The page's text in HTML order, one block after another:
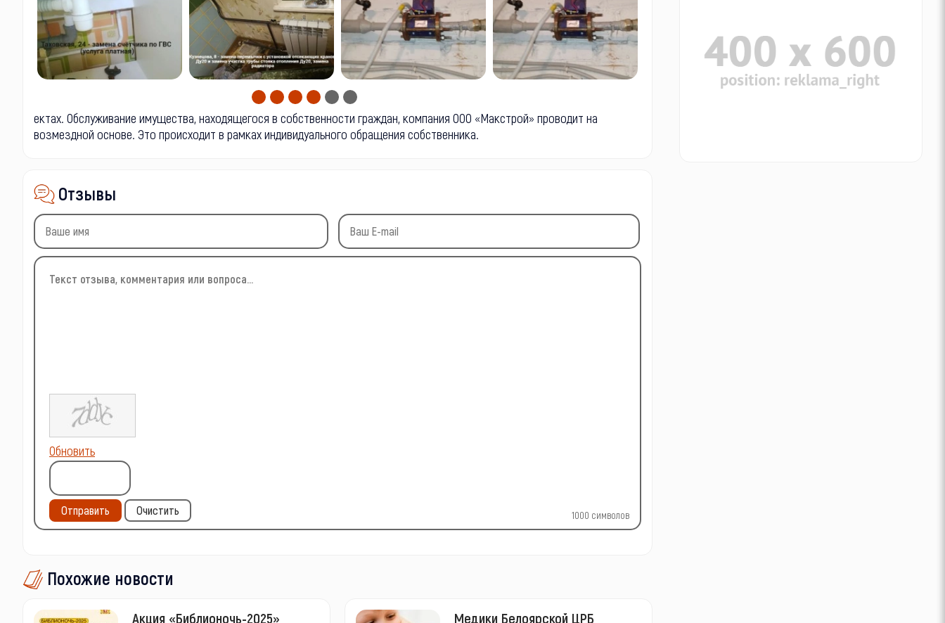
ектах. Обслуживание имущества, находящегося в собственности граждан, компания ООО «Макстрой» проводит на
возмездной основе. Это происходит в рамках индивидуального обращения собственника.
Отзывы
1000 символов
Обновить
Отправить Очистить
Похожие новости
Акция «Библионочь-2025» Медики Белоярской ЦРБ